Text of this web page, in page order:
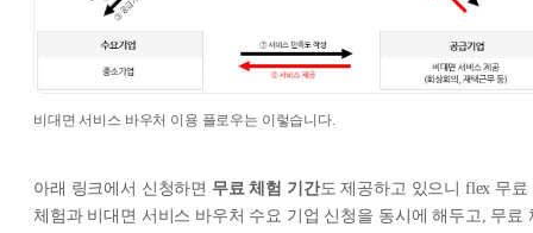
비대면 서비스 바우처 이용 플로우는 이렇습니다.
아래 링크에서 신청하면 무료 체험 기간도 제공하고 있으니 flex 무료
체험과 비대면 서비스 바우처 수요 기업 신청을 동시에 해두고, 무료